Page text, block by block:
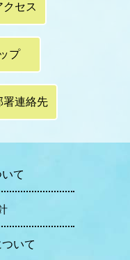
クセス
プ
署連絡先
て
いて